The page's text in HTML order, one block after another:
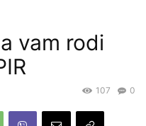
vam rodi
0
107